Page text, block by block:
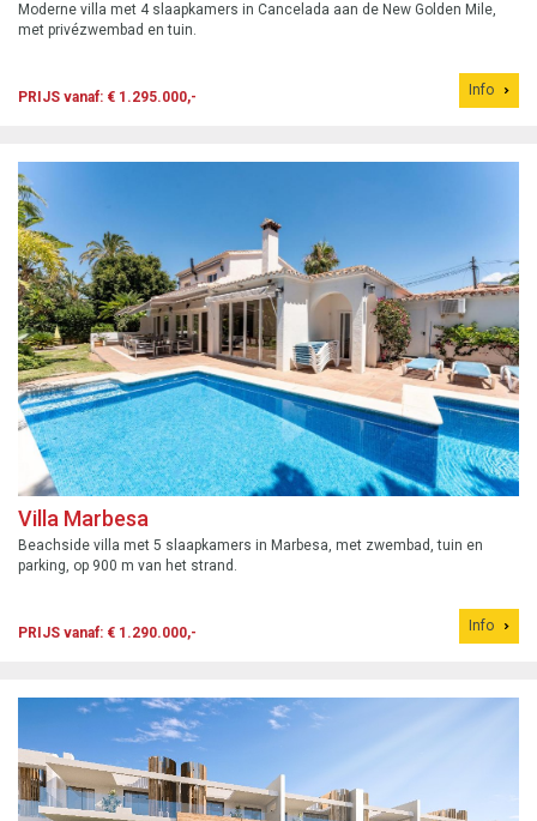
Moderne villa met 4 slaapkamers in Cancelada aan de New Golden Mile,
met privézwembad en tuin.
PRIJS vanaf: € 1.295.000,- Info
Villa Marbesa
Beachside villa met 5 slaapkamers in Marbesa, met zwembad, tuin en
parking, op 900 m van het strand.
PRIJS vanaf: € 1.290.000,- Info